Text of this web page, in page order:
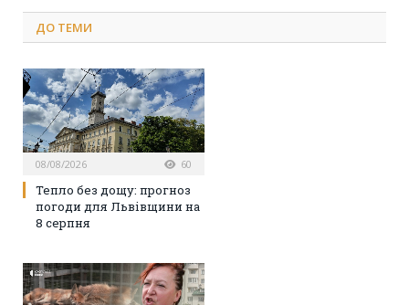
ДО ТЕМИ
08/08/2026 60
Тепло без дощу: прогноз
погоди для Львівщини на
8 серпня